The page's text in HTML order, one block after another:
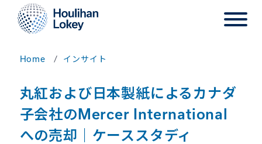
Home インサイト
丸紅および日本製紙によるカナダ
子会社のMercer International
への売却｜ケーススタディ